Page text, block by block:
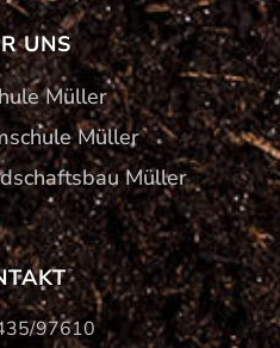
UNS
Müller
Müller
Müller
97610